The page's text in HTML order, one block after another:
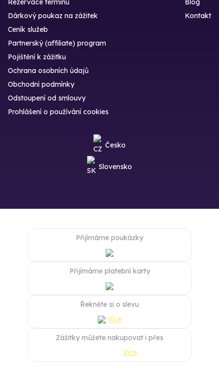
Rezervace termínu
Dárkový poukaz na zážitek
Blog
Kontakt
Ceník služeb
Partnerský (affiliate) program
Pojištění k zážitku
Ochrana osobních údajů
Obchodní podmínky
Odstoupení od smlouvy
Prohlášení o používání cookies
Česko
Slovensko
Přijímáme poukázky
Přijímáme platební karty
Řekněte si o slevu
Více
Zážitky můžete nakupovat i přes
Více